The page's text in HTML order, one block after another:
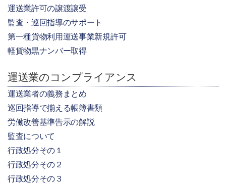
運送業許可の譲渡譲受
監査・巡回指導のサポート
第一種貨物利用運送事業新規許可
軽貨物黒ナンバー取得
運送業のコンプライアンス
運送業者の義務まとめ
巡回指導で揃える帳簿書類
労働改善基準告示の解説
監査について
行政処分その１
行政処分その２
行政処分その３